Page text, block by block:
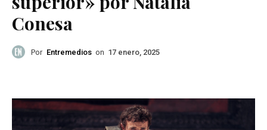
Conesa
Por Entremedios on 17 enero, 2025